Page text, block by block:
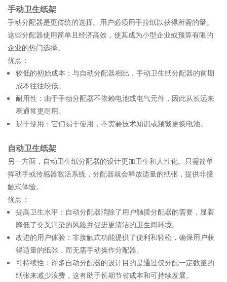
手动卫生纸架
手动分配器是更传统的选择。用户必须用手拉纸以获得所需的量。
这些分配器使用简单且经济高效，使其成为小型企业或预算有限的
企业的热门选择。
优点：
较低的初始成本：与自动分配器相比，手动卫生纸分配器的前期
成本往往较低。
耐用性：由于手动分配器不依赖电池或电气元件，因此从长远来
看通常更耐用。
易于使用：它们易于使用，不需要技术知识或频繁更换电池。
自动卫生纸架
另一方面，自动卫生纸分配器的设计更加卫生和人性化。只需简单
挥动手或传感器激活系统，分配器就会释放适量的纸张，提供非接
触式体验。
优点：
提高卫生水平：自动分配器消除了用户触摸分配器的需要，显着
降低了交叉污染的风险并促进更清洁的卫生间环境。
改进的用户体验：非接触式功能提供了便利和轻松，确保用户获
得适量的纸张，而无需手动操作分配器。
可持续性：许多自动分配器的设计目的是通过仅分配一定数量的
纸张来减少浪费，这有助于长期节省成本和可持续发展。